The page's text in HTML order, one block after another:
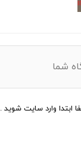
شما
ابتدا وارد سایت شوید .